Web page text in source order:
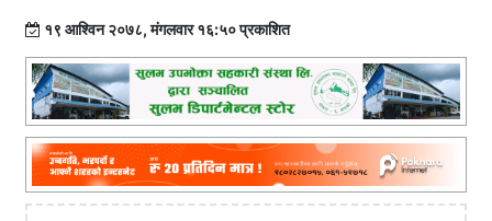
१९ आश्विन २०७८, मंगलवार १६:५० प्रकाशित